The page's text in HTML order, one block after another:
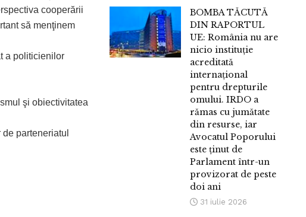
cooperării
să menţinem
a politicienilor
şi obiectivitatea
parteneriatul
BOMBA TĂCUTĂ
DIN RAPORTUL
UE: România nu are
nicio instituție
acreditată
internațional
pentru drepturile
omului. IRDO a
rămas cu jumătate
din resurse, iar
Avocatul Poporului
este ținut de
Parlament într-un
provizorat de peste
doi ani
31 iulie 2026